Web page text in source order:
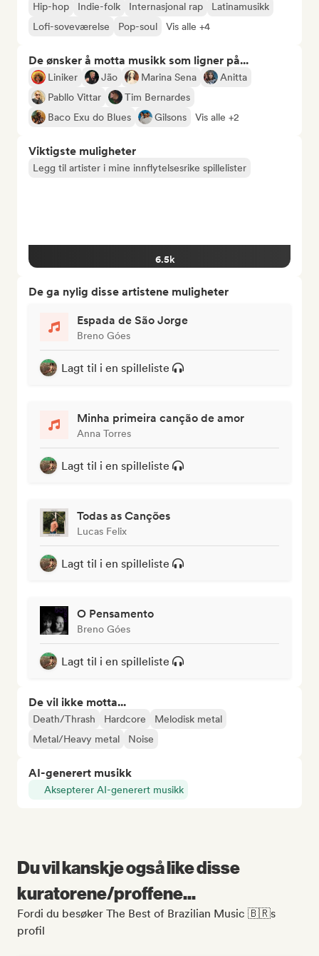
Hip-hop Indie-folk Internasjonal rap
Latinamusikk
Lofi-soveværelse
Pop-soul Vis alle +4
De ønsker å motta musikk som ligner på...
Liniker Jão Marina Sena
Anitta
Pabllo Vittar
Tim Bernardes
Baco Exu do Blues
Gilsons Vis alle +2
Viktigste muligheter
Legg til artister i mine innflytelsesrike spillelister
6.5k
De ga nylig disse artistene muligheter
Espada de São Jorge
Breno Góes
Lagt til i en spilleliste
Minha primeira canção de amor
Anna Torres
Lagt til i en spilleliste
Todas as Canções
Lucas Felix
Lagt til i en spilleliste
O Pensamento
Breno Góes
Lagt til i en spilleliste
De vil ikke motta...
Death/Thrash Hardcore
Melodisk metal
Metal/Heavy metal
Noise
AI-generert musikk
Aksepterer AI-generert musikk
Du vil kanskje også like disse
kuratorene/proffene...
Fordi du besøker The Best of Brazilian Music 🇧🇷s
profil